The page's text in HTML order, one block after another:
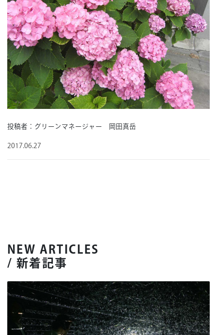
投稿者：グリーンマネージャー 岡田真岳
2017.06.27
NEW ARTICLES
/ 新着記事